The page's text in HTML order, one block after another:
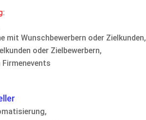
:
mit Wunschbewerbern oder Zielkunden,
oder Zielbewerbern,
Firmenevents